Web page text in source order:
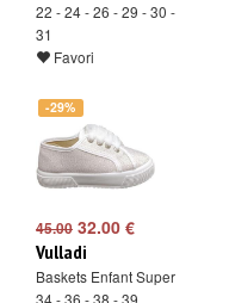
22 - 24 - 26 - 29 - 30 -
31
Favori
-29%
45.00 32.00 €
Vulladi
Baskets Enfant Super
34 - 36 - 38 - 39